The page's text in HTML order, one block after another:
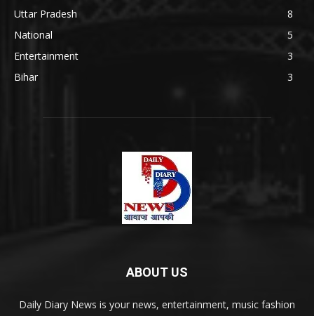
Uttar Pradesh
8
National
5
Entertainment
3
Bihar
3
ABOUT US
Daily Diary News is your news, entertainment, music fashion